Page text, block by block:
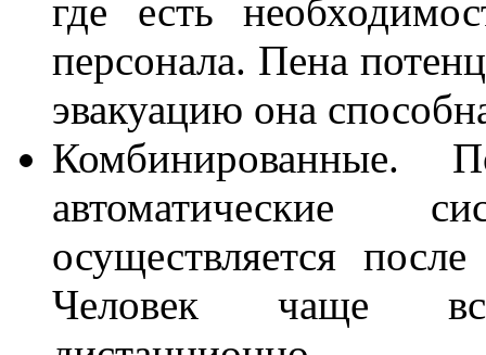
где есть
персонала. Пена
эвакуацию она
автоматические
осуществляется
Человек чаще